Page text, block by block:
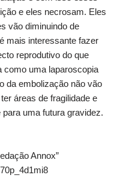
e eles necrosam. Eles
vão diminuindo de
mais interessante fazer
reprodutivo do que
como uma laparoscopia
da embolização não vão
áreas de fragilidade e
uma futura gravidez.
Annox”